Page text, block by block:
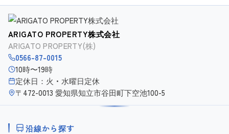
ARIGATO PROPERTY株式会社
ARIGATO PROPERTY(株)
0566-87-0015
10時〜19時
定休日：火・水曜日定休
〒472-0013 愛知県知立市谷田町下空池100-5
沿線から探す